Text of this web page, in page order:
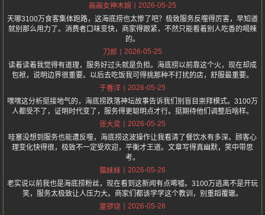
画画女神木婉
2026-05-25
天哪3100万食客集体跑路，这海底捞也太惨了吧？极致服务反噬得厉害，早知道
就别那么用力了。消费者口味变快，商家得跟紧，不然只能看着别人吃香的喝辣
的。
刀郎
2026-05-25
读着读着我觉得有道理，服务好过头就是负担。海底捞以前靠这个火，现在却成
包袱，说明边界很重要。以后去吃饭我可得挑那种不打扰的店，舒服最重要。
于春洋
2026-05-25
嘿嘿这分析挺接地气的，海底捞跌落神坛故事告诉我们别盲目崇拜模式。3100万
人都受不了，证明时代变了，服务得更聪明点才行。挺期待他们调整后啥样。
张大奕
2026-05-25
哇塞没想到服务也能遭反噬，海底捞这波操作让我看清了餐饮水有多深。顾客心
理变化快得很，极致不一定受欢迎，平衡才王道。文章写得真幽默，笑中带思
考。
猫妹妹
2026-05-26
老实说以前我也是海底捞粉丝，现在看到这新闻有点唏嘘。3100万逃离不是开玩
笑，服务太极致让人压力大。商家们都该学学这个教训，别重蹈覆辙。
童锣烧
2026-05-26